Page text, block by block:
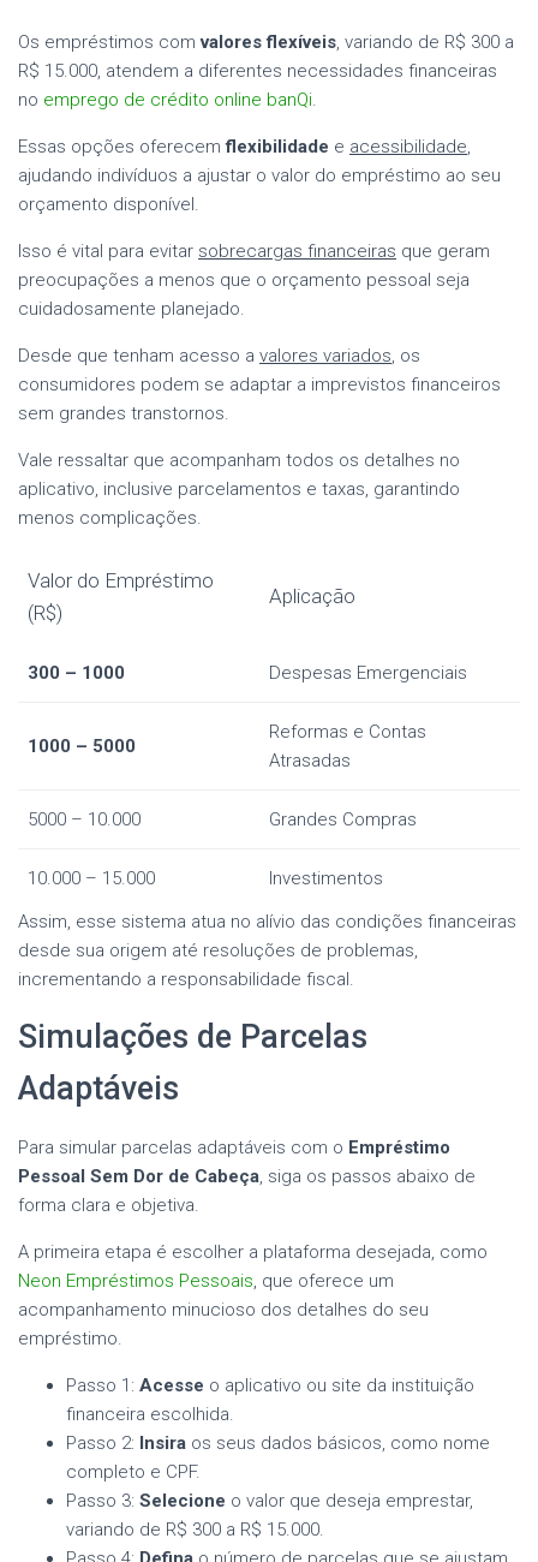
Os empréstimos comvalores flexíveis, variando de R$ 300 a
R$ 15.000, atendem a diferentes necessidades financeiras
no emprego de crédito online banQi.
Essas opções oferecemflexibilidade e acessibilidade,
ajudando indivíduos a ajustar o valor do empréstimo ao seu
orçamento disponível.
Isso é vital para evitar sobrecargas financeiras que geram
preocupações a menos que o orçamento pessoal seja
cuidadosamente planejado.
Desde que tenham acesso a valores variados, os
consumidores podem se adaptar a imprevistos financeiros
sem grandes transtornos.
Vale ressaltar que acompanham todos os detalhes no
aplicativo, inclusive parcelamentos e taxas, garantindo
menos complicações.
Valor do Empréstimo
(R$)
Aplicação
300 – 1000 Despesas Emergenciais
1000 – 5000
Reformas e Contas
Atrasadas
5000 – 10.000 Grandes Compras
10.000 – 15.000
Investimentos
Assim, esse sistema atua no alívio das condições financeiras
desde sua origem até resoluções de problemas,
incrementando a responsabilidade fiscal.
Simulações de Parcelas
Adaptáveis
Para simular parcelas adaptáveis com o Empréstimo
Pessoal Sem Dor de Cabeça, siga os passos abaixo de
forma clara e objetiva.
A primeira etapa é escolher a plataforma desejada, como
Neon Empréstimos Pessoais, que oferece um
acompanhamento minucioso dos detalhes do seu
empréstimo.
Passo 1: Acesse o aplicativo ou site da instituição
financeira escolhida.
Passo 2: Insira os seus dados básicos, como nome
completo e CPF.
Passo 3: Selecione o valor que deseja emprestar,
variando de R$ 300 a R$ 15.000.